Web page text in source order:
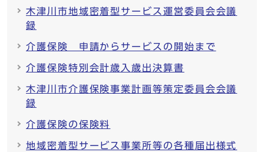
木津川市地域密着型サービス運営委員会会議
録
介護保険 申請からサービスの開始まで
介護保険特別会計歳入歳出決算書
木津川市介護保険事業計画等策定委員会会議
録
介護保険の保険料
地域密着型サービス事業所等の各種届出様式